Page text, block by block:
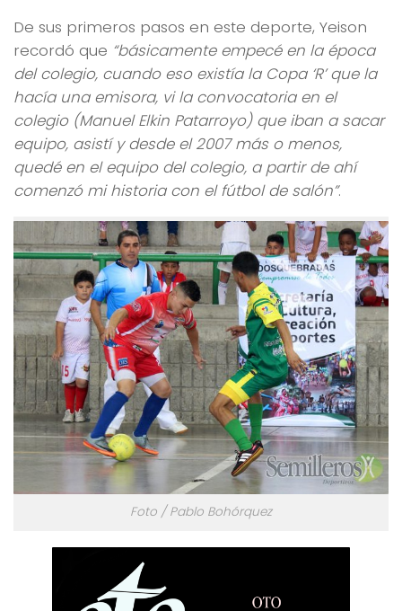
De sus primeros pasos en este deporte, Yeison
recordó que “básicamente empecé en la época
del colegio, cuando eso existía la Copa ‘R’ que la
hacía una emisora, vi la convocatoria en el
colegio (Manuel Elkin Patarroyo) que iban a sacar
equipo, asistí y desde el 2007 más o menos,
quedé en el equipo del colegio, a partir de ahí
comenzó mi historia con el fútbol de salón”.
Foto / Pablo Bohórquez